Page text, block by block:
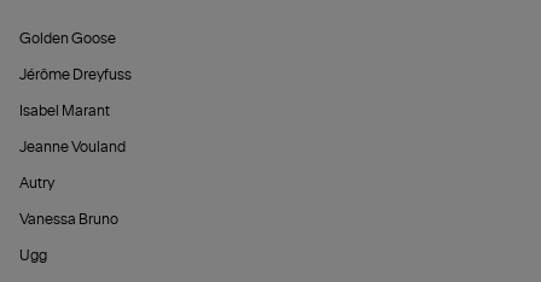
Golden Goose
Jérôme Dreyfuss
Isabel Marant
Jeanne Vouland
Autry
Vanessa Bruno
Ugg